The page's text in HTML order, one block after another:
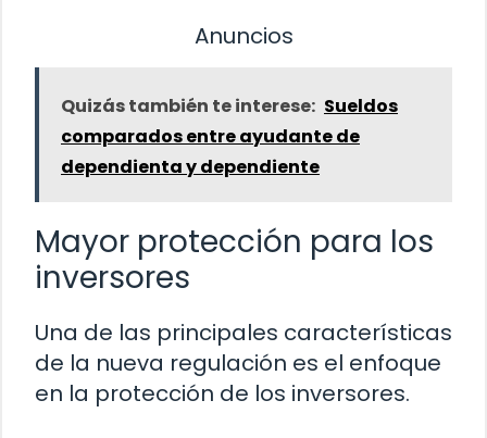
Anuncios
Quizás también te interese: Sueldos
comparados entre ayudante de
dependienta y dependiente
Mayor protección para los
inversores
Una de las principales características
de la nueva regulación es el enfoque
en la protección de los inversores.